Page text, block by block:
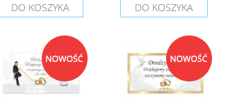
DO KOSZYKA DO KOSZYKA